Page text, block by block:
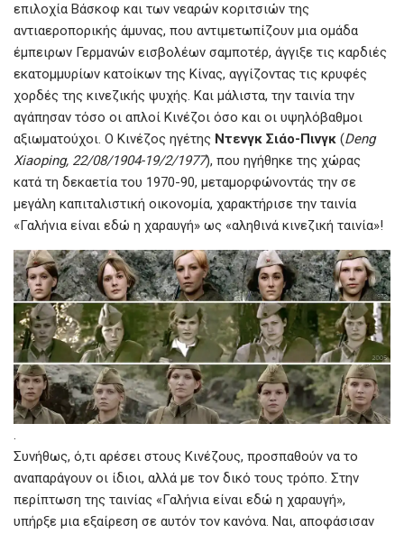
επιλοχία Βάσκοφ και των νεαρών κοριτσιών της
αντιαεροπορικής άμυνας, που αντιμετωπίζουν μια ομάδα
έμπειρων Γερμανών εισβολέων σαμποτέρ, άγγιξε τις καρδιές
εκατομμυρίων κατοίκων της Κίνας, αγγίζοντας τις κρυφές
χορδές της κινεζικής ψυχής. Και μάλιστα, την ταινία την
αγάπησαν τόσο οι απλοί Κινέζοι όσο και οι υψηλόβαθμοι
αξιωματούχοι. Ο Κινέζος ηγέτης Ντενγκ Σιάο-Πινγκ (Deng
Xiaoping, 22/08/1904-19/2/1977), που ηγήθηκε της χώρας
κατά τη δεκαετία του 1970-90, μεταμορφώνοντάς την σε
μεγάλη καπιταλιστική οικονομία, χαρακτήρισε την ταινία
«Γαλήνια είναι εδώ η χαραυγή» ως «αληθινά κινεζική ταινία»!
.
Συνήθως, ό,τι αρέσει στους Κινέζους, προσπαθούν να το
αναπαράγουν οι ίδιοι, αλλά με τον δικό τους τρόπο. Στην
περίπτωση της ταινίας «Γαλήνια είναι εδώ η χαραυγή»,
υπήρξε μια εξαίρεση σε αυτόν τον κανόνα. Ναι, αποφάσισαν